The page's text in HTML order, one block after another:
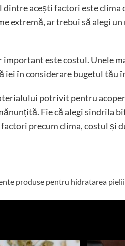
dintre acești factori este clima
extremă, ar trebui să alegi
important este costul. Unele
iei în considerare bugetul tău
potrivit pentru
Fie că alegi sindrila
precum clima, costul și
produse pentru hidratarea